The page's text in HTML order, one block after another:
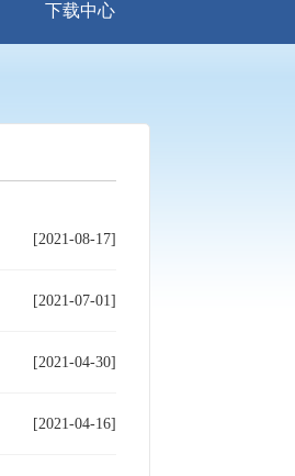
下载中心
[2021-08-17]
[2021-07-01]
[2021-04-30]
[2021-04-16]